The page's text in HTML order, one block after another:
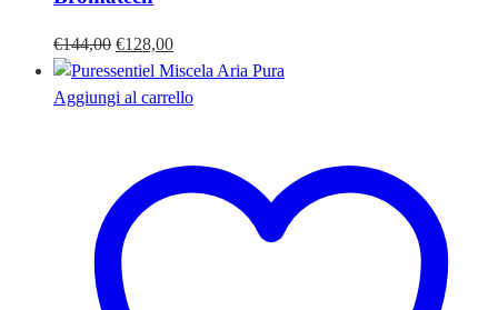
€144,00 Il
prezzo
originale
€128,00Il
prezzo
attuale
Aggiungi al carrello